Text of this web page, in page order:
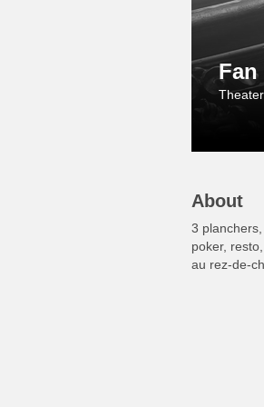
Fan
Theater
About
3
poker,
au rez-de-